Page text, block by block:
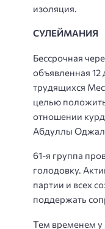
изоляция.
СУЛЕЙМАНИЯ
Бессрочная
объявленная 12
трудящихся
целью
отношении
Абдуллы
61-я группа
голодовку.
партии и всех
поддержать
Тем временем у